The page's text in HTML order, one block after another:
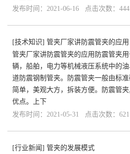
发布时间：2021-06-16 点击次数：444
[技术知识] 管夹厂家讲防震管夹的应用
管夹厂家讲防震管夹的应用防震管夹
辆，船舶，电力等机械液压系统中的
道防震钢制管夹。防震管夹一般由标
简单，美观大方，拆装方便。防震管
优点。上下
发布时间：2021-05-31 点击次数：621
[行业新闻 ] 管夹的发展模式